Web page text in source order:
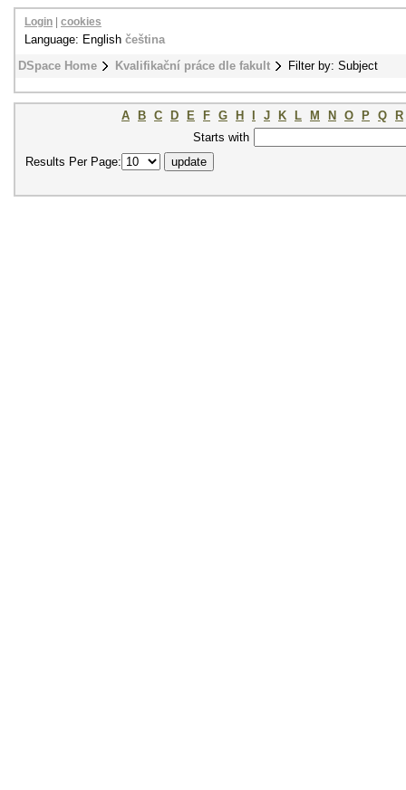
DSpace Home Kvalifikační práce dle fakult Filter by: Subject
Login cookies
Language: English čeština
A B C D E F G H J K L M N O P Q
R
Starts with
Results Per Page: